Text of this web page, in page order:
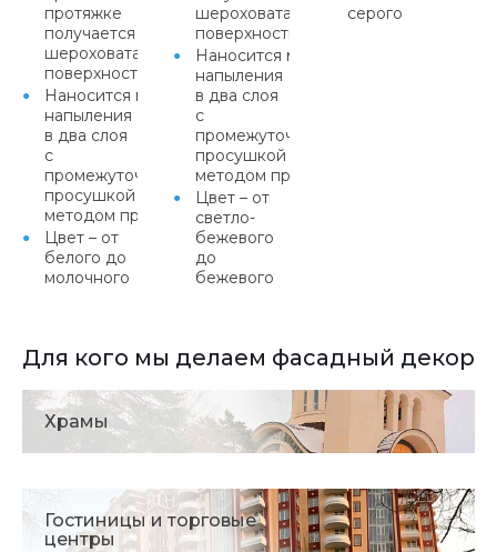
протяжке
получается равномерная
шероховатая
поверхность
Наносится методом
напыления
в два слоя
с
промежуточной
просушкой или
методом протяжки
Цвет – от
белого до
молочного
шероховатая
поверхность
Наносится методом
напыления
в два слоя
с
промежуточной
просушкой или
методом протяжки
Цвет – от
светло-
бежевого
до
бежевого
серого
Для кого мы делаем фасадный декор
Храмы
Гостиницы и торговые
центры